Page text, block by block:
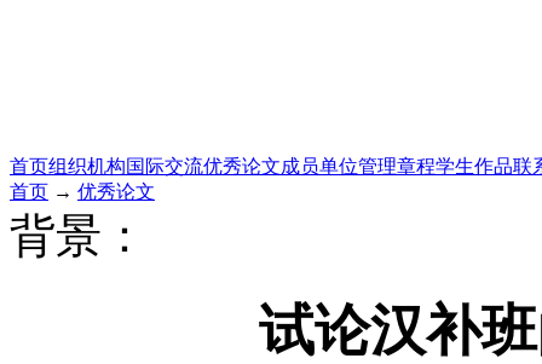
首页组织机构国际交流优秀论文成员单位管理章程学生作品联
首页 → 优秀论文
背景：
试论汉补